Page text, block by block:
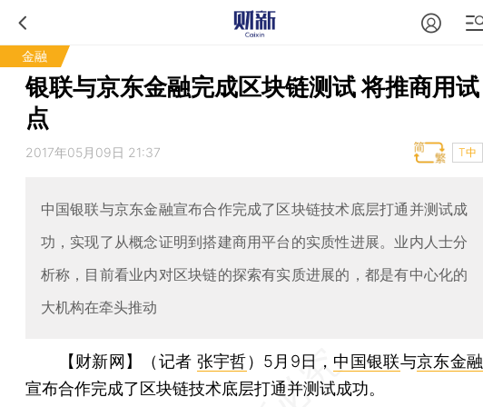
金融
银联与京东金融完成区块链测试 将推商用试
点
2017年05月09日 21:37 T中
中国银联与京东金融宣布合作完成了区块链技术底层打通并测试成
功，实现了从概念证明到搭建商用平台的实质性进展。业内人士分
析称，目前看业内对区块链的探索有实质进展的，都是有中心化的
大机构在牵头推动
【财新网】（记者 张宇哲） 5月9日， 中国银联与京东金融
宣布合作完成了区块链技术底层打通并测试成功。